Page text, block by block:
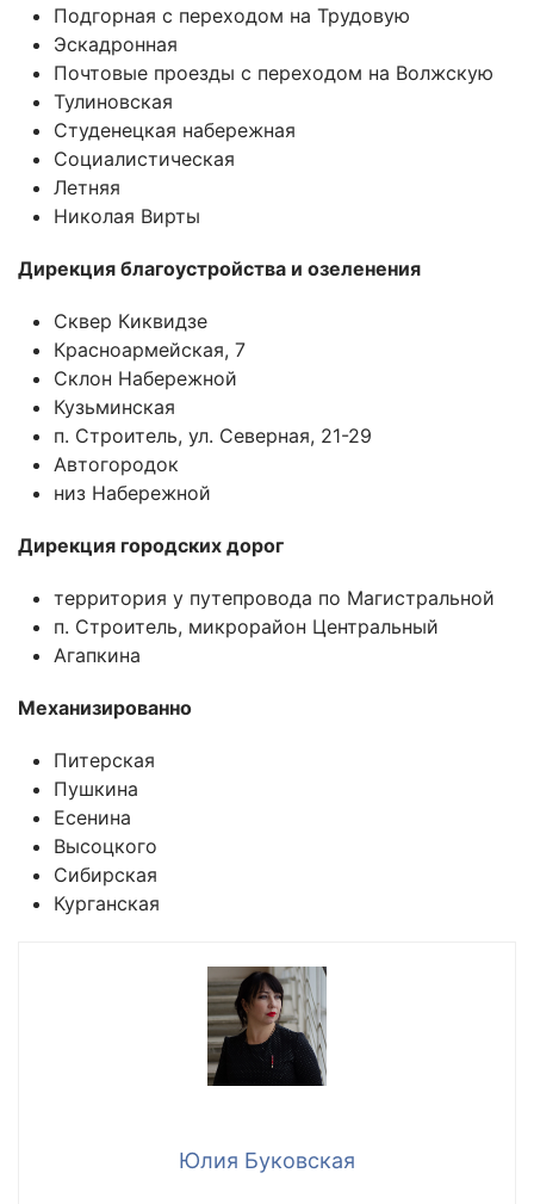
Подгорная с переходом на Трудовую
Эскадронная
Почтовые проезды с переходом на Волжскую
Тулиновская
Студенецкая набережная
Социалистическая
Летняя
Николая Вирты
Дирекция благоустройства и озеленения
Сквер Киквидзе
Красноармейская, 7
Склон Набережной
Кузьминская
п. Строитель, ул. Северная, 21-29
Автогородок
низ Набережной
Дирекция городских дорог
территория у путепровода по Магистральной
п. Строитель, микрорайон Центральный
Агапкина
Механизированно
Питерская
Пушкина
Есенина
Высоцкого
Сибирская
Курганская
Юлия Буковская